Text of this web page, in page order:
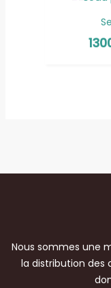
Nous sommes une
la distribution des